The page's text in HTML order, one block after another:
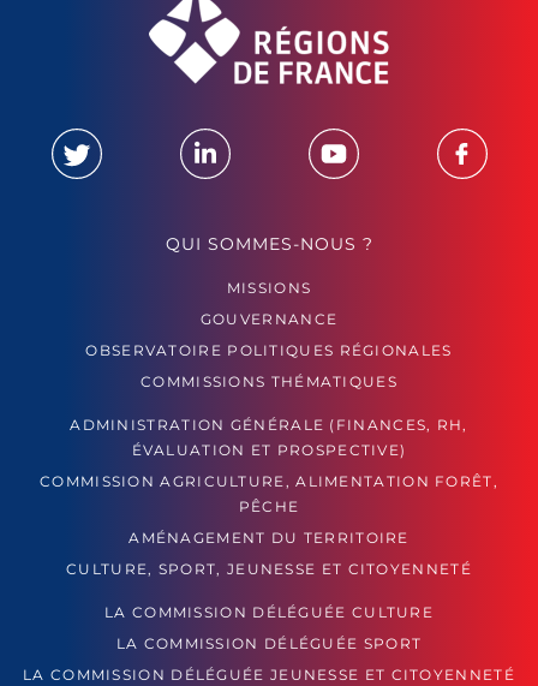
QUI SOMMES-NOUS ?
MISSIONS
GOUVERNANCE
OBSERVATOIRE POLITIQUES RÉGIONALES
COMMISSIONS THÉMATIQUES
ADMINISTRATION GÉNÉRALE (FINANCES, RH,
ÉVALUATION ET PROSPECTIVE)
COMMISSION AGRICULTURE, ALIMENTATION FORÊT,
PÊCHE
AMÉNAGEMENT DU TERRITOIRE
CULTURE, SPORT, JEUNESSE ET CITOYENNETÉ
LA COMMISSION DÉLÉGUÉE CULTURE
LA COMMISSION DÉLÉGUÉE SPORT
LA COMMISSION DÉLÉGUÉE JEUNESSE ET CITOYENNETÉ